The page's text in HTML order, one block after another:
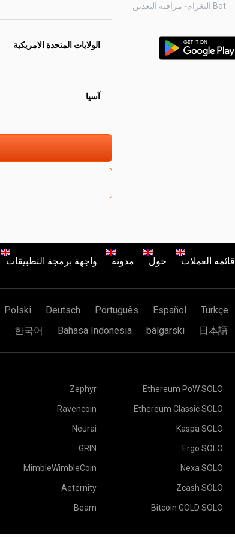
Bot التغرام- مراقبة التعدين
الولايات المتحدة الامريكية
آسيا
واجهة برمجة التطبيقات مدونة حول قائمة العملات
Türkçe
Español
Português
Deutsch
Polski
日本語
bãlgarski
Bahasa Indonesia
한국어
Ethereum PoW SOLO
Ethereum Classic SOLO
Kaspa SOLO
Ergo SOLO
Nexa SOLO
Zcash SOLO
Bitcoin GOLD SOLO
Zephyr
Ravencoin
Neurai
GRIN
MimbleWimbleCoin
Aeternity
Beam